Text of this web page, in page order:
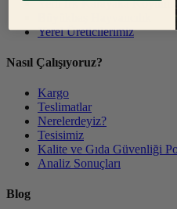
Yerli Irk Karayaka Koyunu
Yerel Üreticilerimiz
Nasıl Çalışıyoruz?
Kargo
Teslimatlar
Nerelerdeyiz?
Tesisimiz
Kalite ve Gıda Güvenliği
Analiz Sonuçları
Blog